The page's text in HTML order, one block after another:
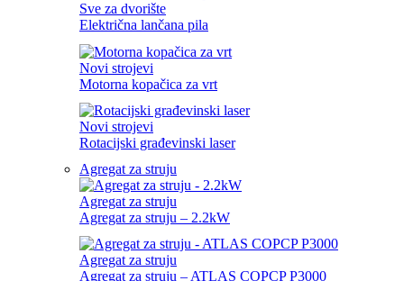
Sve za dvorište
Električna lančana pila
Novi strojevi
Motorna kopačica za vrt
Novi strojevi
Rotacijski građevinski laser
Agregat za struju
Agregat za struju
Agregat za struju – 2.2kW
Agregat za struju
Agregat za struju – ATLAS COPCP P3000